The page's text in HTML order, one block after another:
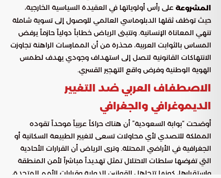
المشروعة على رأس أولوياتها في العقيدة السياسية الخارجية،
حيث توظف ثقلها الدبلوماسي العالمي للوصول إلى تسوية شاملة
تنهي المعاناة الإنسانية. وتتبنى الرياض خطاباً دولياً حازماً يرفض
المساس بالثوابت العربية، محذرة من أن الممارسات الراهنة تجاوزت
الانتهاكات القانونية لتصل إلى استهداف وجودي يهدف لطمس
الهوية الوطنية وفرض واقع التهجير القسري.
الاصطفاف العربي ضد التغيير
الديموغرافي والجغرافي
أوضحت “بوابة السعودية” أن هناك حراكاً عربياً موحداً تقوده
المملكة للتصدي لأي محاولات تسعى لتغيير الطبيعة السكانية أو
الجغرافية في الأراضي المحتلة. وترى الرياض أن القرارات الأحادية
التي تفرضها سلطات الاحتلال تمثل تهديداً مباشراً لأمن المنطقة
واستقرارها، كونها تتجاهل القوانين الدولية وقرارات الأمم المتحدة،